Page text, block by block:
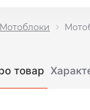
Мотоблоки
товар